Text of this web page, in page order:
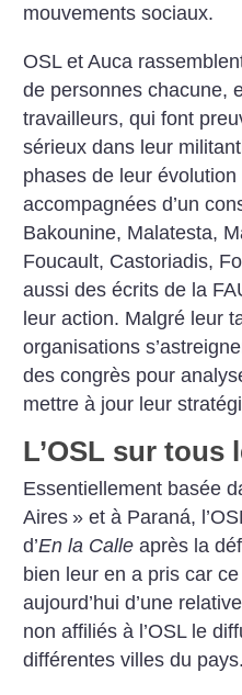
mouvements sociaux.
OSL et Auca
de personnes chacune,
travailleurs, qui font
sérieux dans leur
phases de leur
accompagnées d’un
Bakounine, Malatesta,
Foucault, Castoriadis,
aussi des écrits de la
leur action. Malgré leur
organisations
des congrès pour
mettre à jour leur
L’OSL sur tous
Essentiellement basée
Aires » et à Paraná,
d’En la Calle après la
bien leur en a pris car
aujourd’hui d’une
non affiliés à l’OSL le
différentes villes du pays.